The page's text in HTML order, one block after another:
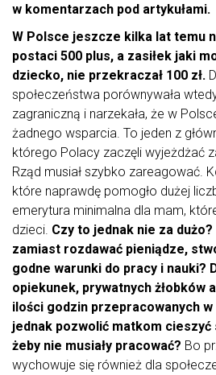
w komentarzach pod artykułami.
W Polsce jeszcze kilka lat temu
postaci 500 plus, a zasiłek jaki
dziecko, nie przekraczał 100 zł.
społeczeństwa porównywała
zagraniczną i narzekała, że w
żadnego wsparcia. To jeden z
którego Polacy zaczęli wyjeżdżać
Rząd musiał szybko zareagować.
które naprawdę pomogło dużej
emerytura minimalna dla mam,
dzieci. Czy to jednak nie za
zamiast rozdawać pieniądze,
godne warunki do pracy i nauki?
opiekunek, prywatnych żłobków
ilości godzin przepracowanych
jednak pozwolić matkom
żeby nie musiały pracować? Bo
wychowuje się również dla